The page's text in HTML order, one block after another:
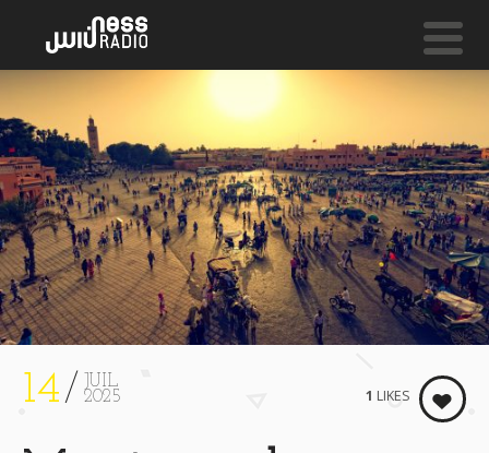
GAME (KATUCHAT REMIX) **** GAME (KATUCHAT
Kuna Maze
NESS LIVE !
14
JUIL
2025
1 LIKES